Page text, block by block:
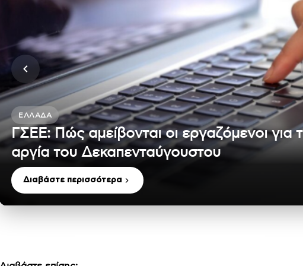
ΕΛΛΆΔΑ
ΓΣΕΕ: Πώς αμείβονται οι εργαζόμενοι για
αργία του Δεκαπενταύγουστου
Διαβάστε περισσότερα